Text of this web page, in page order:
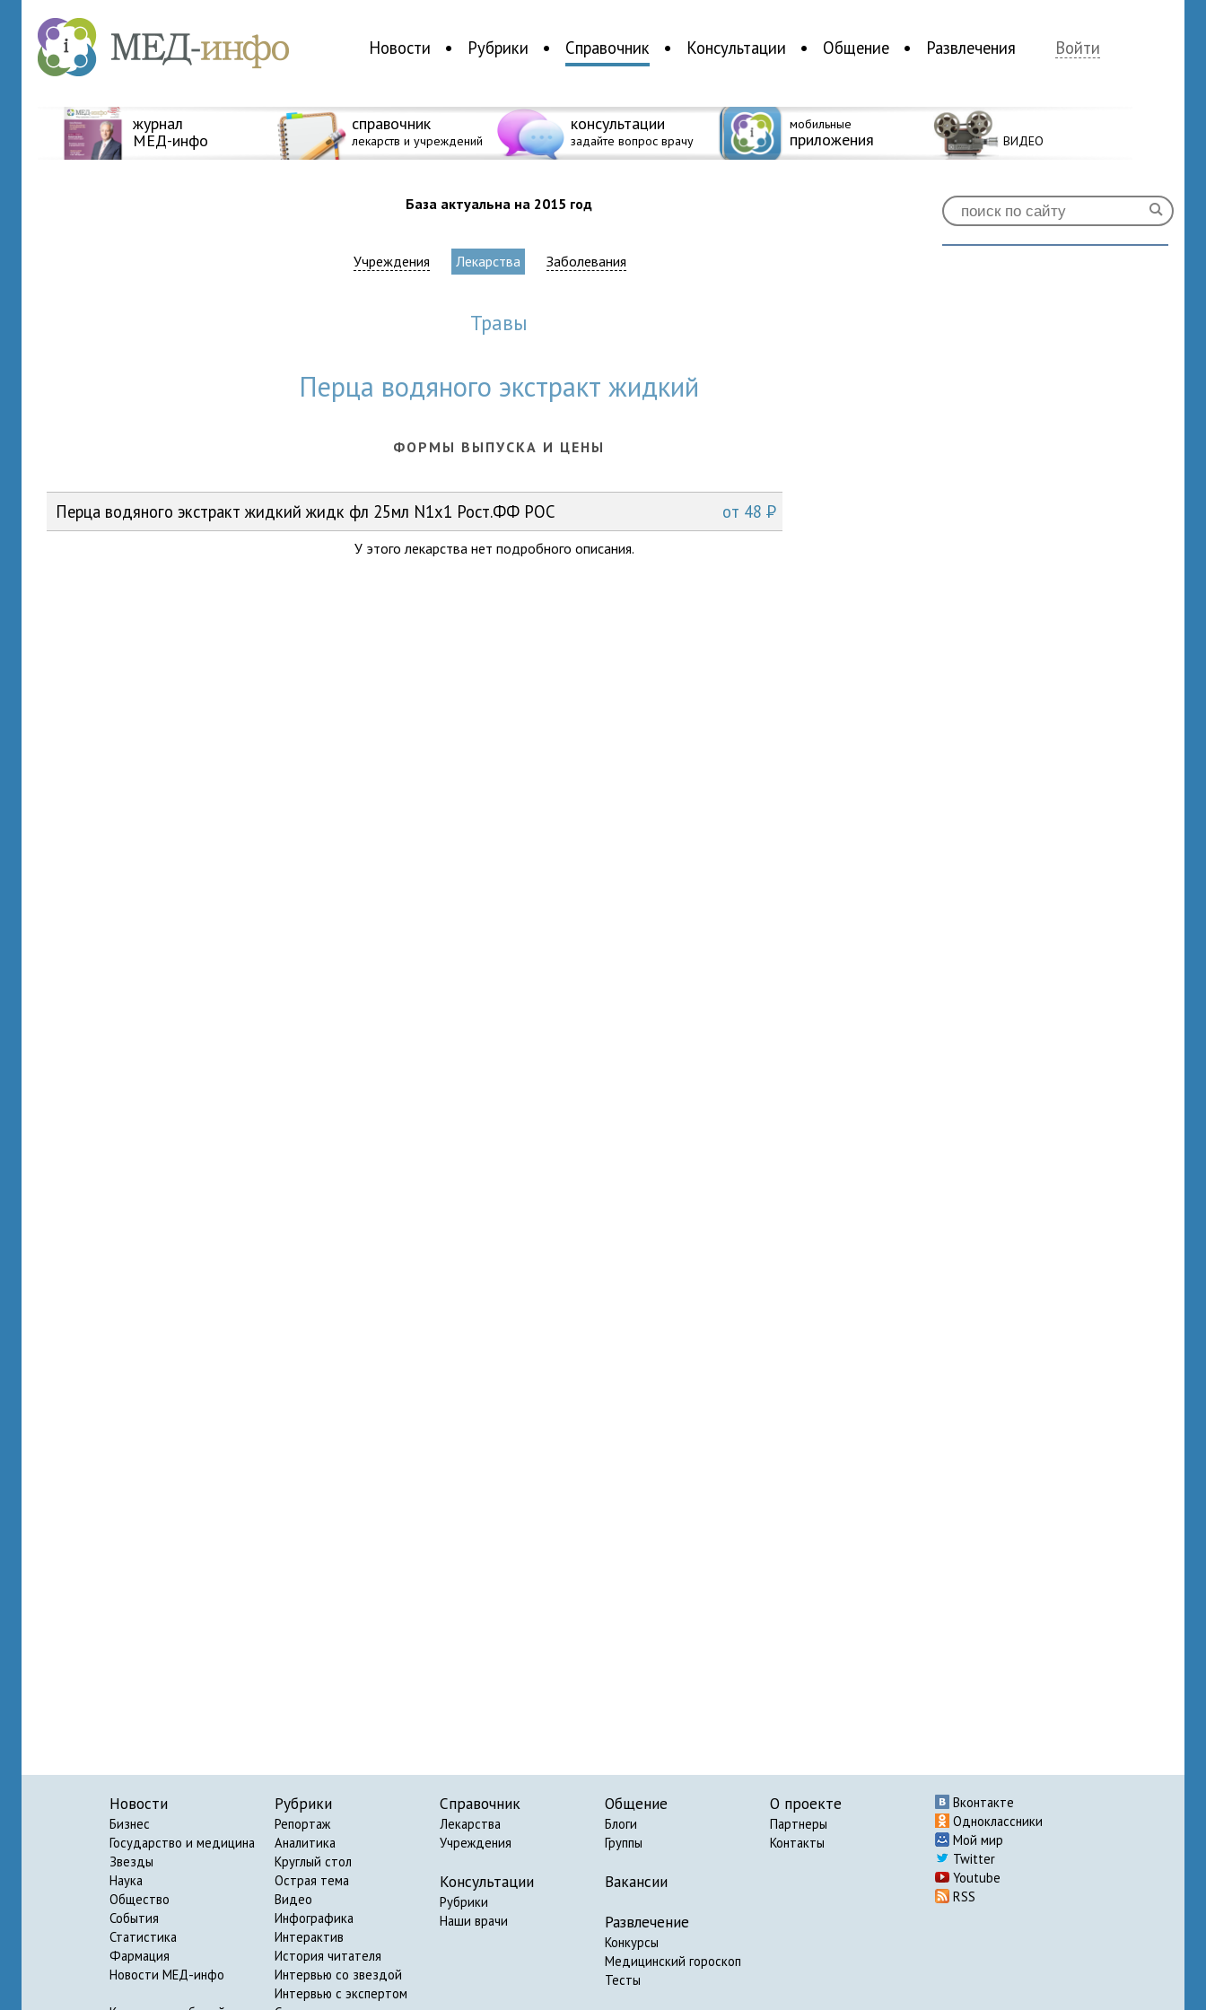
Новости Рубрики Справочник Консультации Общение Развлечения Войти
журнал
МЕД-инфо
справочник
лекарств и учреждений
консультации
задайте вопрос врачу
мобильные
приложения ВИДЕО
База актуальна на 2015 год
Учреждения Лекарства Заболевания
травы
Перца водяного экстракт жидкий
ФОРМЫ ВЫПУСКА И ЦЕНЫ
от 48 P
Перца водяного экстракт жидкий жидк фл 25мл N1x1 Рост.ФФ РОС
У этого лекарства нет подробного описания.
Новости
Бизнес
Государство и медицина
Звезды
Наука
Общество
События
Статистика
Фармация
Новости МЕД-инфо
Рубрики
Репортаж
Аналитика
Круглый стол
Острая тема
Видео
Инфографика
Интерактив
История читателя
Интервью со звездой
Интервью с экспертом
Справочник
Лекарства
Учреждения
Консультации
Рубрики
Наши врачи
Общение
Блоги
Группы
Вакансии
Развлечение
Конкурсы
Медицинский гороскоп
Тесты
О проекте
Партнеры
Контакты
Вконтакте
Одноклассники
Мой мир
Twitter
Youtube
RSS